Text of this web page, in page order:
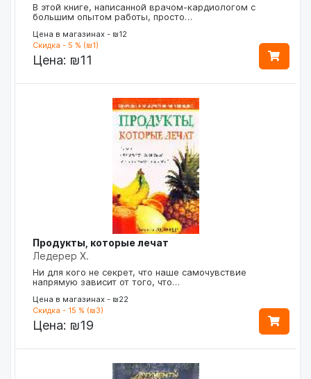
В этой книге, написанной врачом-кардиологом с
большим опытом работы, просто…
Цена в магазинах - ₪12
Скидка - 5 % (₪1)
Цена: ₪11
Продукты, которые лечат
Ледерер Х.
Ни для кого не секрет, что наше самочувствие
напрямую зависит от того, что…
Цена в магазинах - ₪22
Скидка - 15 % (₪3)
Цена: ₪19